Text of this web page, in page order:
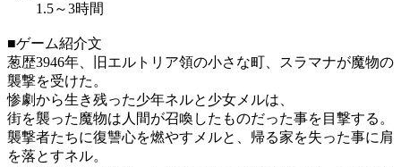
1.5～3時間
■ゲーム紹介文
葱歴3946年、旧エルトリア領の小さな町、スラマナが魔物の
襲撃を受けた。
惨劇から生き残った少年ネルと少女メルは、
街を襲った魔物は人間が召喚したものだった事を目撃する。
襲撃者たちに復讐心を燃やすメルと、帰る家を失った事に肩
を落とすネル。